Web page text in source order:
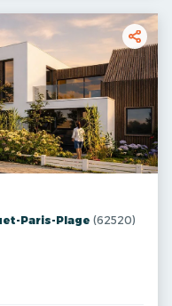
Paris-Plage (62520)